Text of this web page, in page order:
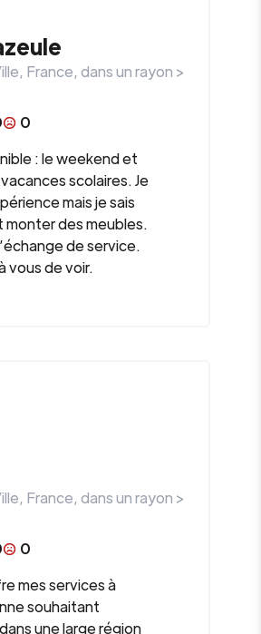
, France, dans un rayon >
0
: le weekend et
scolaires. Je
mais je sais
des meubles.
de service.
vous de voir.
, France, dans un rayon >
0
mes services à
souhaitant
une large région